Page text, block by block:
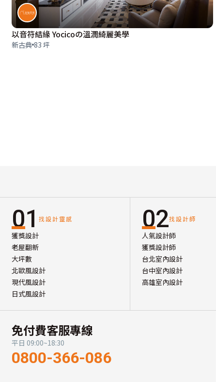
以音符結緣 Yocicoの溫潤綺麗美學
新古典 83 坪
01 找設計靈感
獲獎設計
老屋翻新
大坪數
北歐風設計
現代風設計
日式風設計
02找設計師
人氣設計師
獲獎設計師
台北室內設計
台中室內設計
高雄室內設計
免付費客服專線
平日 09:00~18:30
0800-366-086